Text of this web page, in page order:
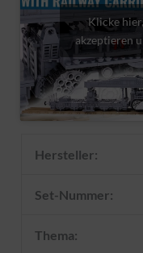
Klicke
akzeptieren
Hersteller:
Set-Nummer:
Thema: